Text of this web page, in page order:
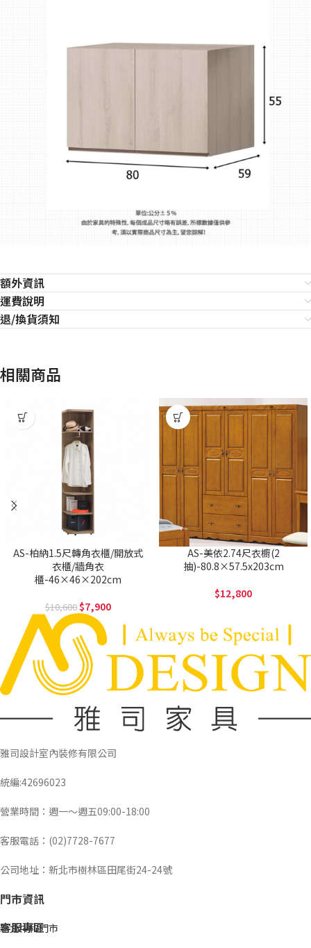
額外資訊
運費說明
退/換貨須知
相關商品
AS-柏納1.5尺轉角衣櫃/開放式
衣櫃/牆角衣
櫃-46×46×202cm
10,600 7,900
AS-美依2.74尺衣櫥(2
抽)-80.8×57.5x203cm
12,800
雅司設計室內裝修有限公司
統編:42696023
營業時間：週一～週五09:00-18:00
客服電話：(02)7728-7677
公司地址：新北市樹林區田尾街24-24號
門市資訊
新北中和門市
客服專區